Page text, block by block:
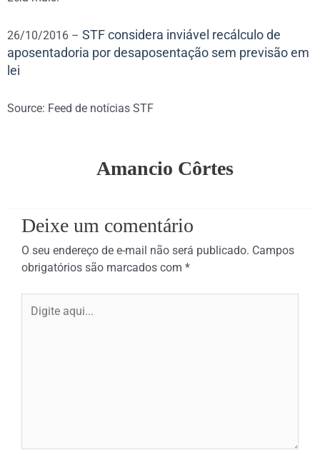
26/10/2016 – STF considera inviável recálculo de
aposentadoria por desaposentação sem previsão em
lei
Source: Feed de notícias STF
Amancio Côrtes
Deixe um comentário
O seu endereço de e-mail não será publicado. Campos
obrigatórios são marcados com *
aqui...